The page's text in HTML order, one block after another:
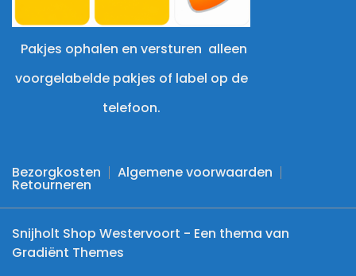
Pakjes ophalen en versturen alleen
voorgelabelde pakjes of label op de
telefoon.
Bezorgkosten Algemene voorwaarden
Retourneren
Snijholt Shop Westervoort - Een thema van
Gradiënt Themes